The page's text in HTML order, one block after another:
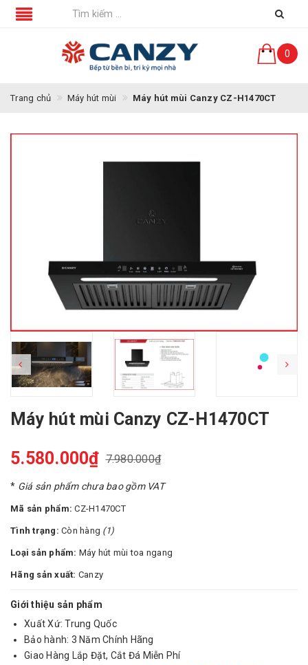
0
Trang chủ Máy hút mùi Máy hút mùi Canzy CZ-H1470CT
Máy hút mùi Canzy CZ-H1470CT
5.580.000₫ 7.980.000₫
* Giá sản phẩm chưa bao gồm VAT
Mã sản phẩm:CZ-H1470CT
Tình trạng: Còn hàng (1)
Loại sản phẩm: Máy hút mùi toa ngang
Hãng sản xuất: Canzy
Giới thiệu sản phẩm
Xuất Xứ: Trung Quốc
Bảo hành: 3 Năm Chính Hãng
Giao Hàng Lắp Đặt, Cắt Đá Miễn Phí